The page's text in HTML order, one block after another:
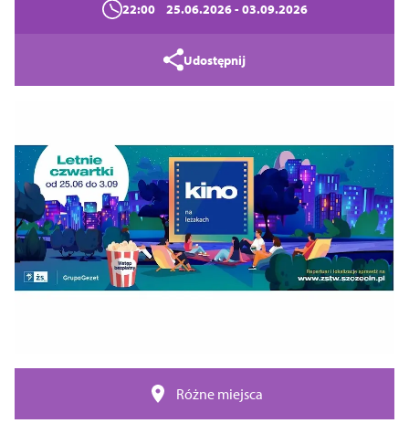
22:00 25.06.2026- 03.09.2026
Udostępnij
Różne miejsca